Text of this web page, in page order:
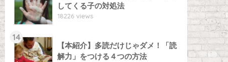
してくる子の対処法
18226 views
14
【本紹介】多読だけじゃダメ！「読
解力」をつける４つの方法